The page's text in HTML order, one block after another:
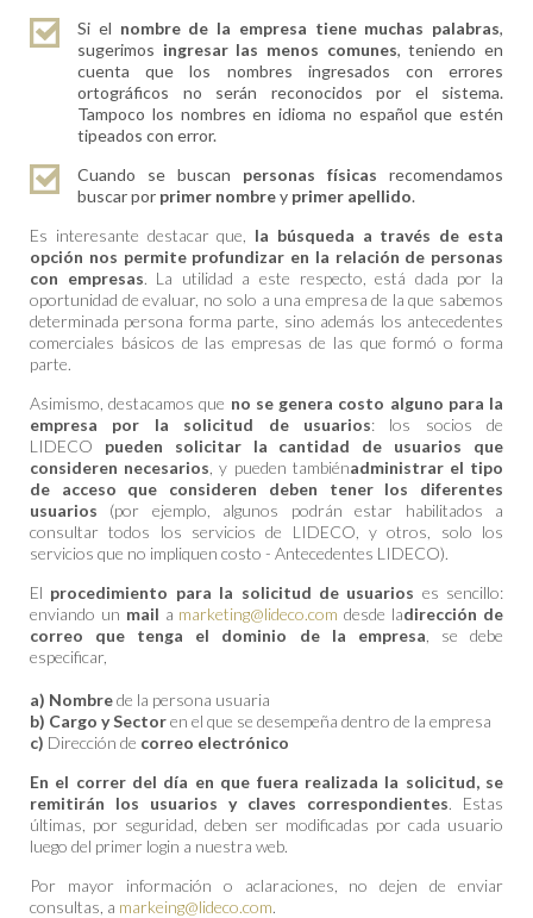
Si el nombre de la empresa tiene muchas palabras,
sugerimos ingresar las menos comunes, teniendo en
cuenta que los nombres ingresados con errores
ortográficos no serán reconocidos por el sistema.
Tampoco los nombres en idioma no español que estén
tipeados con error.
Cuando se buscan personas físicas recomendamos
buscar por primer nombrey primer apellido.
Es interesante destacar que, la búsqueda a través de esta
opción nos permite profundizar en la relación de personas
con empresas. La utilidad a este respecto, está dada por la
oportunidad de evaluar, no solo a una empresa de la que sabemos
determinada persona forma parte, sino además los antecedentes
comerciales básicos de las empresas de las que formó o forma
parte.
Asimismo, destacamos que no se genera costo alguno para la
empresa por la solicitud de usuarios: los socios de
LIDECO pueden solicitar la cantidad de usuarios que
consideren necesarios , y pueden tambiénadministrar el tipo
de acceso que consideren deben tener los diferentes
usuarios (por ejemplo, algunos podrán estar habilitados a
consultar todos los servicios de LIDECO, y otros, solo los
servicios que no impliquen costo - Antecedentes LIDECO).
El procedimiento para la solicitud de usuarios es sencillo:
enviando un mail a marketing@lideco.com desde ladirección de
correo que tenga el dominio de la empresa , se debe
especificar,
a) Nombrede la persona usuaria
b) Cargo y Sectoren el que se desempeña dentro de la empresa
c) Dirección de correo electrónico
En el correr del día en que fuera realizada la solicitud, se
remitirán los usuarios y claves correspondientes. Estas
últimas, por seguridad, deben ser modificadas por cada usuario
luego del primer login a nuestra web.
Por mayor información o aclaraciones, no dejen de enviar
consultas, a markeing@lideco.com.